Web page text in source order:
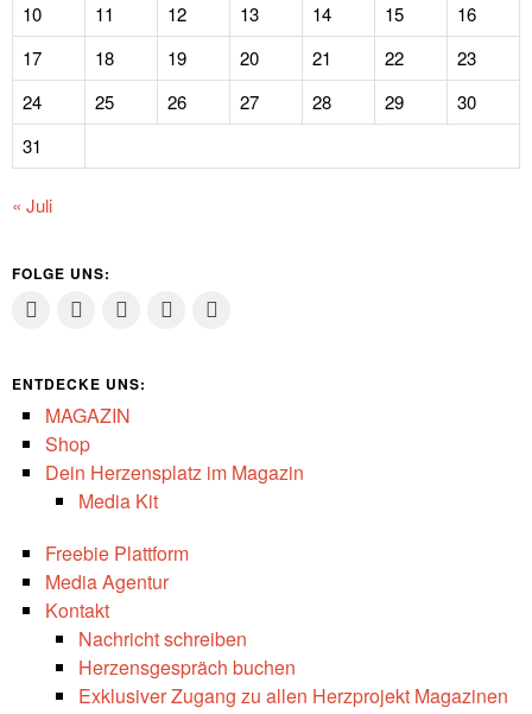
10
11 12 13 14 15
16
17
18 19 20 21 22
23
24
25 26 27 28 29
30
31
« Juli
FOLGE UNS:
ENTDECKE UNS:
MAGAZIN
Shop
Dein Herzensplatz im Magazin
Media Kit
Freebie Plattform
Media Agentur
Kontakt
Nachricht schreiben
Herzensgespräch buchen
Exklusiver Zugang zu allen Herzprojekt Magazinen